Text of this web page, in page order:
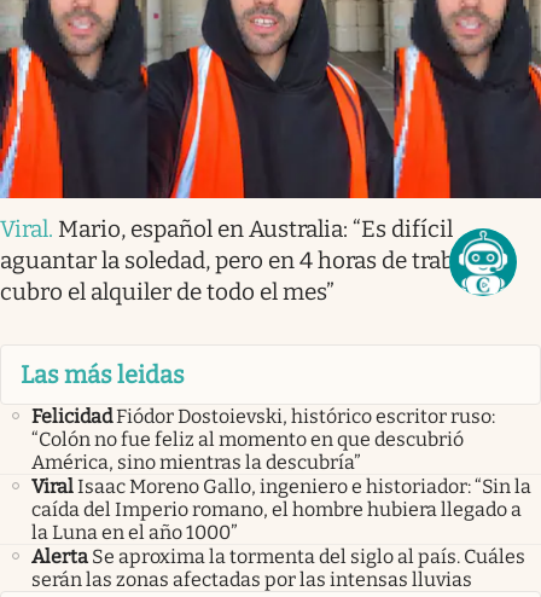
Viral. Mario, español en Australia: “Es difícil
aguantar la soledad, pero en 4 horas de trabajo
cubro el alquiler de todo el mes”
Las más leidas
FelicidadFiódor Dostoievski, histórico escritor ruso:
“Colón no fue feliz al momento en que descubrió
América, sino mientras la descubría”
ViralIsaac Moreno Gallo, ingeniero e historiador: “Sin la
caída del Imperio romano, el hombre hubiera llegado a
la Luna en el año 1000”
Alerta Se aproxima la tormenta del siglo al país. Cuáles
serán las zonas afectadas por las intensas lluvias